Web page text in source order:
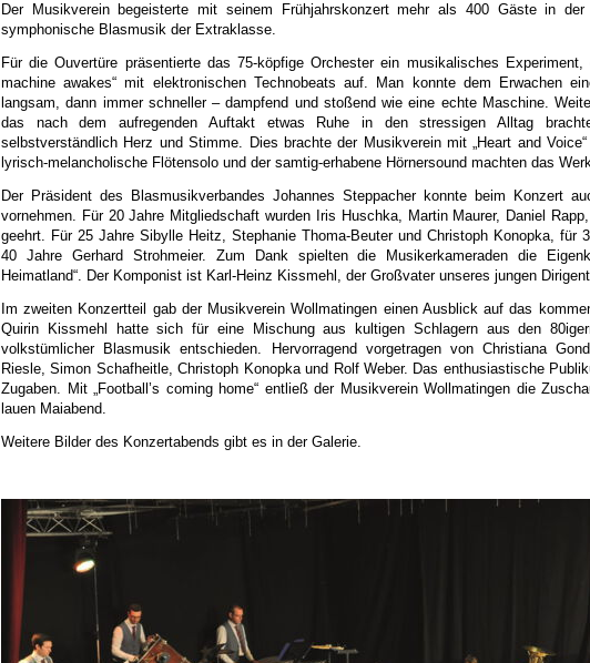
Der Musikverein begeisterte mit seinem Frühjahrskonzert mehr als 400 Gäste in
symphonische Blasmusik der Extraklasse.
Für die Ouvertüre präsentierte das 75-köpfige Orchester ein musikalisches
machine awakes“ mit elektronischen Technobeats auf. Man konnte dem Erwachen
langsam, dann immer schneller – dampfend und stoßend wie eine echte Maschine.
das nach dem aufregenden Auftakt etwas Ruhe in den stressigen Alltag
selbstverständlich Herz und Stimme. Dies brachte der Musikverein mit „Heart and
lyrisch-melancholische Flötensolo und der samtig-erhabene Hörnersound machten das
Der Präsident des Blasmusikverbandes Johannes Steppacher konnte beim Konzert
vornehmen. Für 20 Jahre Mitgliedschaft wurden Iris Huschka, Martin Maurer, Daniel
geehrt. Für 25 Jahre Sibylle Heitz, Stephanie Thoma-Beuter und Christoph Konopka, für
40 Jahre Gerhard Strohmeier. Zum Dank spielten die Musikerkameraden die
Heimatland“. Der Komponist ist Karl-Heinz Kissmehl, der Großvater unseres jungen
Im zweiten Konzertteil gab der Musikverein Wollmatingen einen Ausblick auf das
Quirin Kissmehl hatte sich für eine Mischung aus kultigen Schlagern aus den
volkstümlicher Blasmusik entschieden. Hervorragend vorgetragen von Christiana
Riesle, Simon Schafheitle, Christoph Konopka und Rolf Weber. Das enthusiastische
Zugaben. Mit „Football’s coming home“ entließ der Musikverein Wollmatingen die
lauen Maiabend.
Weitere Bilder des Konzertabends gibt es in der Galerie.